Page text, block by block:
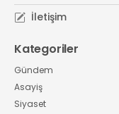
İletişim
Kategoriler
Gündem
Asayiş
Siyaset